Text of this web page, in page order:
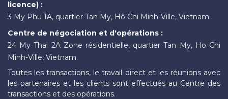
licence) :
3 My Phu 1A, quartier Tan My, Hô Chi Minh-Ville, Vietnam.
Centre de négociation et d'opérations :
24 My Thai 2A Zone résidentielle, quartier Tan My, Ho Chi
Minh-Ville, Vietnam.
Toutes les transactions, le travail direct et les réunions avec
les partenaires et les clients sont effectués au Centre des
transactions et des opérations.